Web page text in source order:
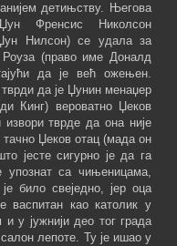
детињству. Његова
Френсис Николсон
Нилсон) се удала за
(право име Доналд
да је већ ожењен.
да је Џунин менаџер
Кинг) вероватно Џеков
тврде да она није
тачно Џеков отац (мада он
јесте сигурно је да га
упознат са чињеницама,
било свеједно, јер оца
васпитан као католик у
у јужнији део тог града
лепоте. Ту је ишао у